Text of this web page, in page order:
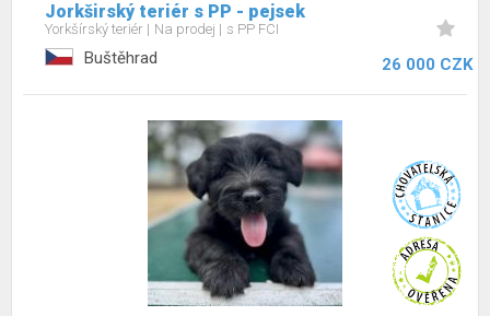
Jorkširský teriér s PP - pejsek
Yorkšírský teriér Na prodej s PP FCI
Buštěhrad 26 000 CZK